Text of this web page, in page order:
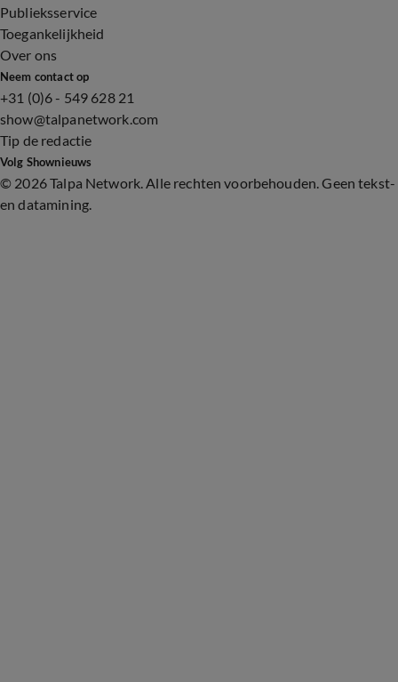
Publieksservice
Toegankelijkheid
Over ons
Neem contact op
+31 (0)6 - 549 628 21
show@talpanetwork.com
Tip de redactie
Volg Shownieuws
© 2026 Talpa Network. Alle rechten voorbehouden. Geen tekst-
en datamining.